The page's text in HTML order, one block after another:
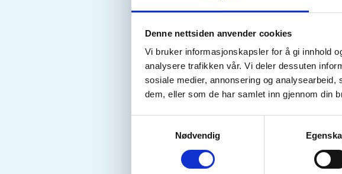
Denne nettsiden anvender cookies
Vi bruker informasjonskapsler for å gi innhold
analysere trafikken vår. Vi deler dessuten
sosiale medier, annonsering og
dem, eller som de har samlet inn gjennom din
Nødvendig